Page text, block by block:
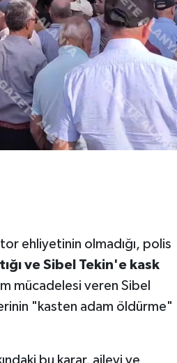
ehliyetinin olmadığı, polis
ve Sibel Tekin'e kask
mücadelesi veren Sibel
"kasten adam öldürme"
bu karar, aileyi ve